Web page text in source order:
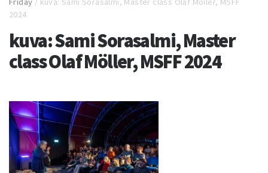
2024
kuva: Sami Sorasalmi, Master
class Olaf Möller, MSFF 2024